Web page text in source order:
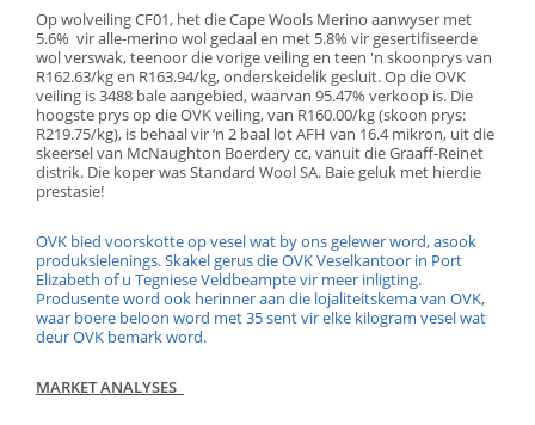
Op wolveiling CF01, het die Cape Wools Merino aanwyser met
5.6% vir alle-merino wol gedaal en met 5.8% vir gesertifiseerde
wol verswak, teenoor die vorige veiling en teen 'n skoonprys van
R162.63/kg en R163.94/kg, onderskeidelik gesluit. Op die OVK
veiling is 3488 bale aangebied, waarvan 95.47% verkoop is. Die
hoogste prys op die OVK veiling, van R160.00/kg (skoon prys:
R219.75/kg), is behaal vir ‘n 2 baal lot AFH van 16.4 mikron, uit die
skeersel van McNaughton Boerdery cc, vanuit die Graaff-Reinet
distrik. Die koper was Standard Wool SA. Baie geluk met hierdie
prestasie!
OVK bied voorskotte op vesel wat by ons gelewer word, asook
produksielenings. Skakel gerus die OVK Veselkantoor in Port
Elizabeth of u Tegniese Veldbeampte vir meer inligting.
Produsente word ook herinner aan die lojaliteitskema van OVK,
waar boere beloon word met 35 sent vir elke kilogram vesel wat
deur OVK bemark word.
MARKET ANALYSES